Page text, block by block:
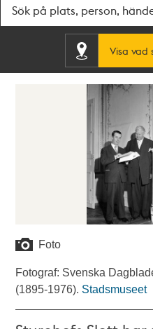
Visa vad
Foto
Fotograf: Svenska
(1895-1976). Stadsmuseet